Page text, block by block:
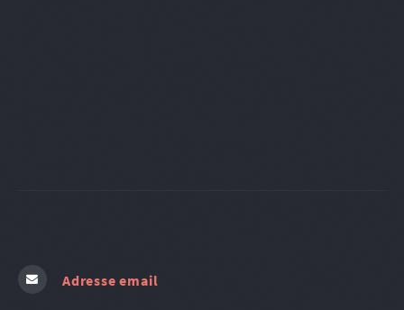
Adresse email